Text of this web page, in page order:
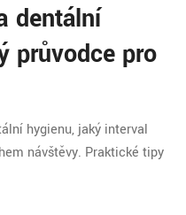
dentální
průvodce pro
hygienu, jaký interval
návštěvy. Praktické tipy